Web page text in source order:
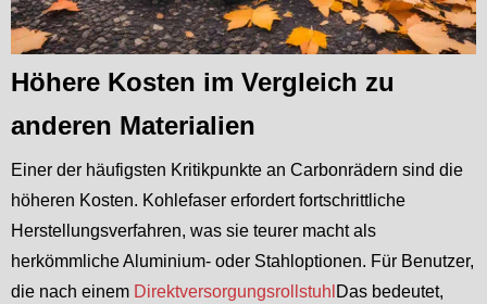
Höhere Kosten im Vergleich zu
anderen Materialien
Einer der häufigsten Kritikpunkte an Carbonrädern sind die
höheren Kosten. Kohlefaser erfordert fortschrittliche
Herstellungsverfahren, was sie teurer macht als
herkömmliche Aluminium- oder Stahloptionen. Für Benutzer,
die nach einem Direktversorgungsrollstuhl Das bedeutet,